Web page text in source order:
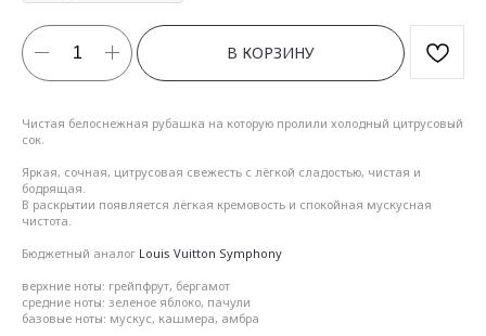
В КОРЗИНУ
Чистая белоснежная рубашка на которую пролили холодный цитрусовый
сок.
Яркая, сочная, цитрусовая свежесть с лёгкой сладостью, чистая и
бодрящая.
В раскрытии появляется лёгкая кремовость и спокойная мускусная
чистота.
Бюджетный аналог Louis Vuitton Symphony
верхние ноты: грейпфрут, бергамот
средние ноты: зеленое яблоко, пачули
базовые ноты: мускус, кашмера, амбра